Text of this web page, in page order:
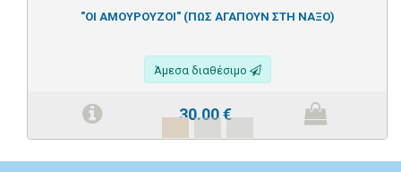
"ΟΙ ΑΜΟΥΡΟΥΖΟΙ" (ΠΩΣ ΑΓΑΠΟΥΝ ΣΤΗ ΝΑΞΟ)
Άμεσα διαθέσιμο
30.00€